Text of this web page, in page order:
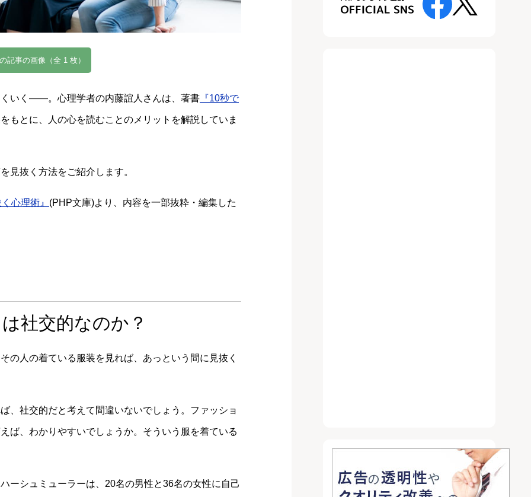
記事の画像（全 1 枚）
いく――。心理学者の内藤誼人さんは、著書 『10秒で
もとに、人の心を読むことのメリットを解説していま
見抜く方法をご紹介します。
心理術』 (PHP文庫)より、内容を一部抜粋・編集した
社交的なのか？
の人の着ている服装を見れば、あっという間に見抜く
、社交的だと考えて間違いないでしょう。ファッショ
ば、わかりやすいでしょうか。そういう服を着ている
ーシュミューラーは、20名の男性と36名の女性に自己